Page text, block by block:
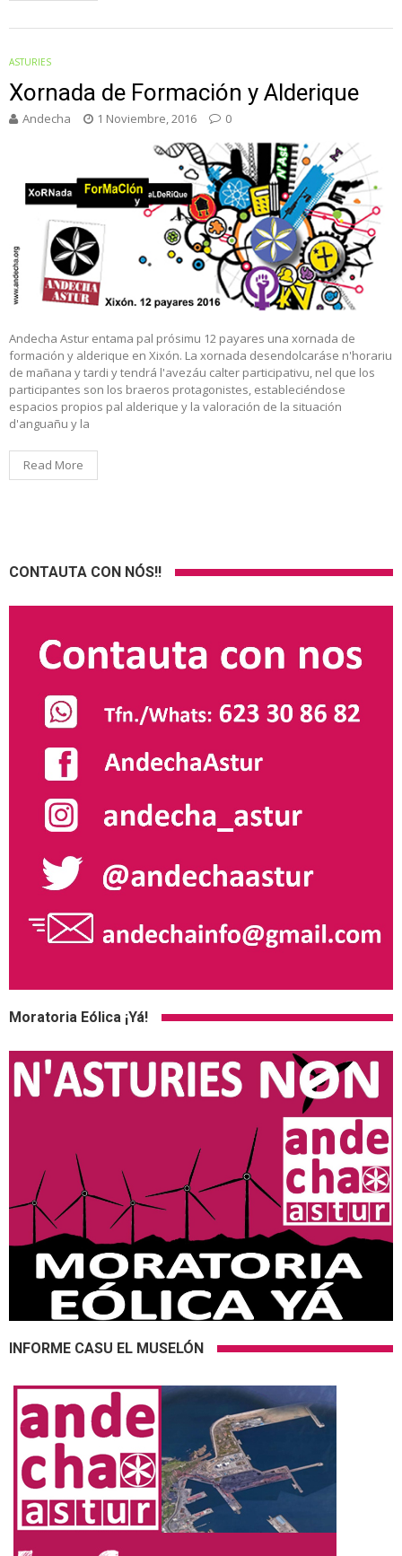
ASTURIES
Xornada de Formación y Alderique
Andecha 1 Noviembre, 2016 0
Andecha Astur entama pal prósimu 12 payares una xornada de
formación y alderique en Xixón. La xornada desendolcaráse n'horariu
de mañana y tardi y tendrá l'avezáu calter participativu, nel que los
participantes son los braeros protagonistes, estableciéndose
espacios propios pal alderique y la valoración de la situación
d'anguañu y la
Read More
CONTAUTA CON NÓS!!
Moratoria Eólica ¡Yá!
INFORME CASU EL MUSELÓN